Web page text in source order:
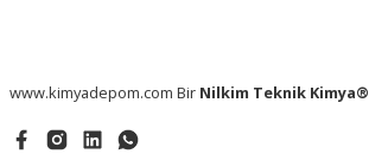
www.kimyadepom.com Bir Nilkim Teknik Kimya®